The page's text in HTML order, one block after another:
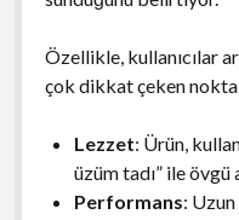
Özellikle, kullanıcılar
çok dikkat çeken
Lezzet: Ürün,
üzüm tadı” ile övgü
Performans: